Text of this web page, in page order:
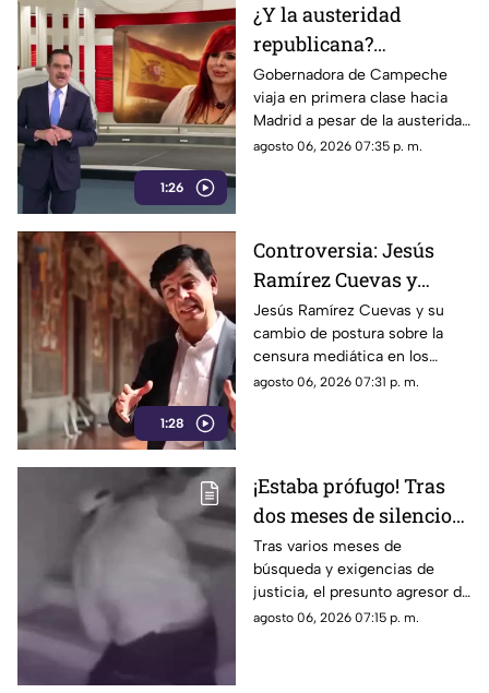
1:26
¿Y la austeridad
republicana?
Gobernadora Layda
Sansores viaja en
primera clase hacia
Madrid
Gobernadora de Campeche
viaja en primera clase hacia
Madrid a pesar de la austeridad
republicana.
agosto 06, 2026 07:35 p. m.
1:28
Controversia: Jesús
Ramírez Cuevas y
Censura a los Medios
de Comunicación
Jesús Ramírez Cuevas y su
cambio de postura sobre la
censura mediática en los
medios de comunicación.
agosto 06, 2026 07:31 p. m.
¡Estaba prófugo! Tras
dos meses de silencio
detuvieron a Jorge "N",
agresor de Paula
Tras varios meses de
búsqueda y exigencias de
justicia, el presunto agresor de
Paula Fajardo fue localizado y
agosto 06, 2026 07:15 p. m.